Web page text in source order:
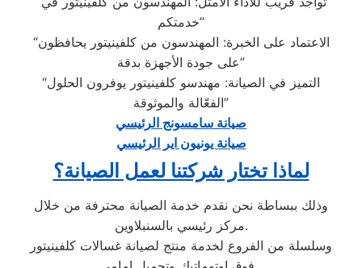
خدمتكم”
“الاعتماد على الخبرة: المهندسون من كلفينيتور يحافظون
على جودة الأجهزة بدقة”
“التميز في الصيانة: مهندسو كلفينيتور يوفرون الحلول
الفعّالة والموثوقة”
صيانة سامسونج الرئيسي
صيانة يونيون اير الرئيسي
لماذا تختار شركتنا لعمل الصيانة؟
وذلك ببساطة نحن نقدم خدمة الصيانة محترفة من خلال
مركز رئيسي بالسنبلاوين.
وسلسلة من الفروع لخدمة منتج لصيانة غسالات كلفينيتور